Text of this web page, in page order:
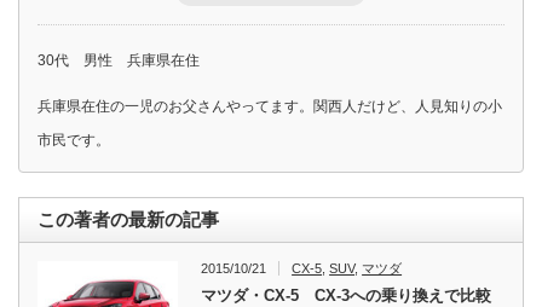
30代 男性 兵庫県在住
兵庫県在住の一児のお父さんやってます。関西人だけど、人見知りの小
市民です。
この著者の最新の記事
2015/10/21 CX-5 ,SUV, マツダ
マツダ・CX-5 CX-3への乗り換えで比較